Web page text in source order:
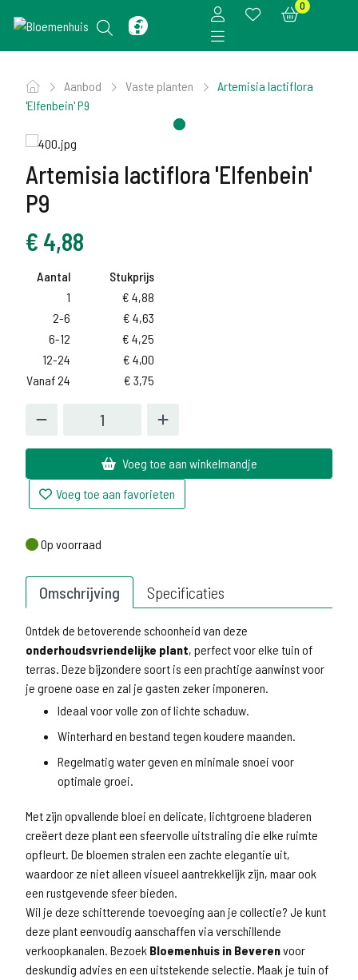
0
Aanbod Vaste planten
Artemisia lactiflora
'Elfenbein' P9
Artemisia lactiflora 'Elfenbein'
P9
€ 4,88
Aantal
Stukprijs
1
€ 4,88
2-6
€ 4,63
6-12
€ 4,25
12-24
€ 4,00
Vanaf 24
€ 3,75
Voeg toe aan winkelmandje
Voeg toe aan favorieten
Op voorraad
Op voorraad
Omschrijving Specificaties
Ontdek de betoverende schoonheid van deze
onderhoudsvriendelijke plant, perfect voor elke tuin of
terras. Deze bijzondere soort is een prachtige aanwinst voor
je groene oase en zal je gasten zeker imponeren.
Ideaal voor volle zon of lichte schaduw.
Winterhard en bestand tegen koudere maanden.
Regelmatig water geven en minimale snoei voor
optimale groei.
Met zijn opvallende bloei en delicate, lichtgroene bladeren
creëert deze plant een sfeervolle uitstraling die elke ruimte
opfleurt. De bloemen stralen een zachte elegantie uit,
waardoor ze niet alleen visueel aantrekkelijk zijn, maar ook
een rustgevende sfeer bieden.
Wil je deze schitterende toevoeging aan je collectie? Je kunt
deze plant eenvoudig aanschaffen via verschillende
verkoopkanalen. Bezoek Bloemenhuis in Beverenvoor
deskundig advies en een uitstekende selectie. Maak je tuin of